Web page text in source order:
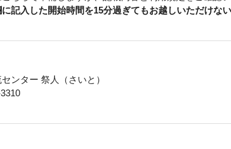
に記入した開始時間を15分過ぎてもお越しいただけな
ンター 祭人（さいと）